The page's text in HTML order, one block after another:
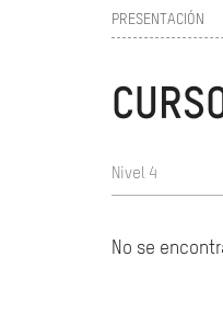
PRESENTACIÓN
Nivel 4
No se